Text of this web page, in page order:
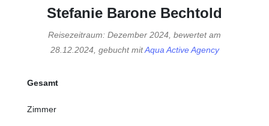
Stefanie Barone Bechtold
Reisezeitraum: Dezember 2024, bewertet am
28.12.2024, gebucht mitAqua Active Agency
Gesamt
Zimmer